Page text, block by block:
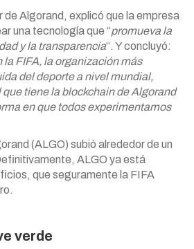
de Algorand, explicó que la empresa
una tecnología que “promueva la
y la transparencia“. Y concluyó:
la FIFA, la organización más
del deporte a nivel mundial,
tiene la blockchain de Algorand
en que todos experimentamos
(ALGO) subió alrededor de un
ALGO ya está
que seguramente la FIFA
verde